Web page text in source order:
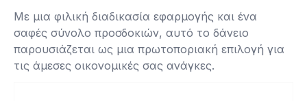
Με μια φιλική διαδικασία εφαρμογής και ένα
σαφές σύνολο προσδοκιών, αυτό το δάνειο
παρουσιάζεται ως μια πρωτοποριακή επιλογή για
τις άμεσες οικονομικές σας ανάγκες.